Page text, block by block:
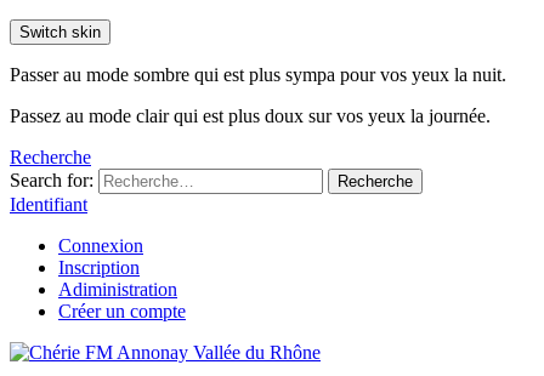
Switch skin
Passer au mode sombre qui est plus sympa pour vos yeux la nuit.
Passez au mode clair qui est plus doux sur vos yeux la journée.
Recherche
Search for:
Recherche
Identifiant
Connexion
Inscription
Adiministration
Créer un compte